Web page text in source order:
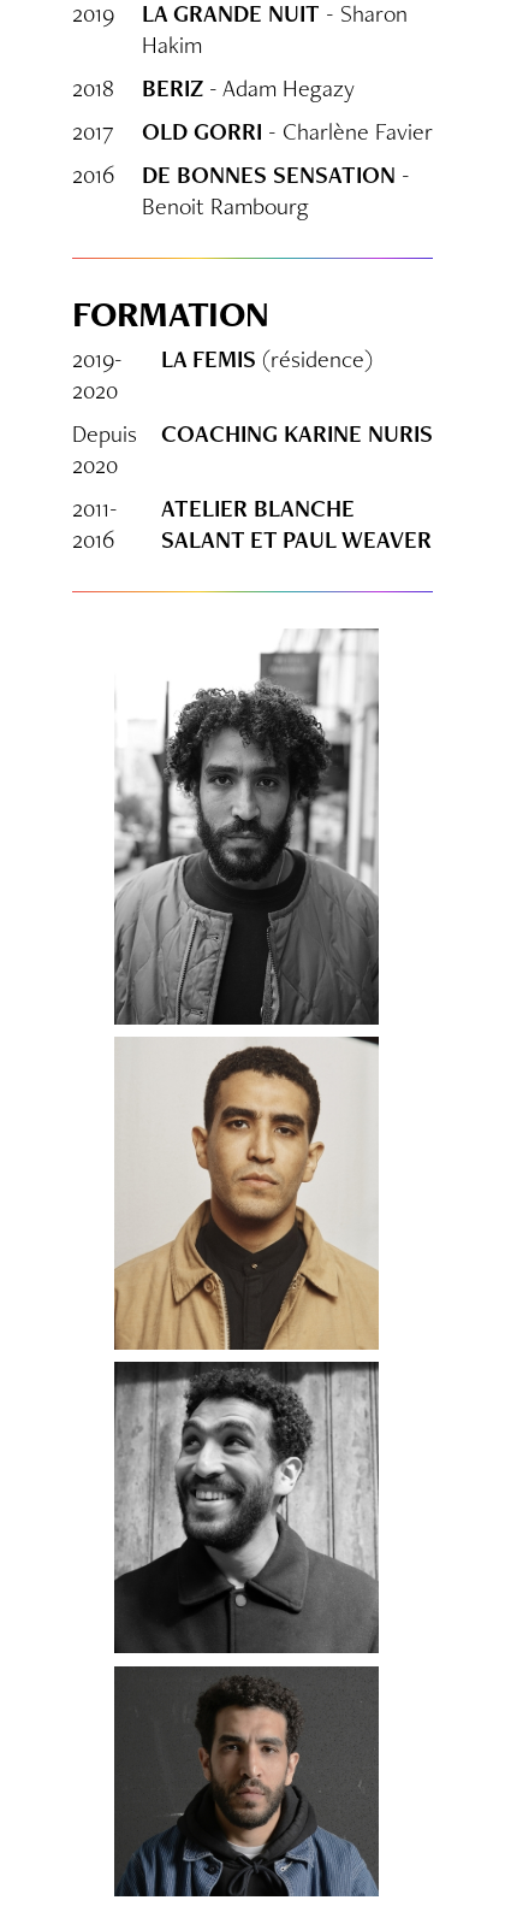
2019 LA GRANDE NUIT - Sharon
Hakim
2018
BERIZ - Adam Hegazy
2017
OLD GORRI - Charlène Favier
2016
DE BONNES SENSATION -
Benoit Rambourg
FORMATION
2019-
2020
LA FEMIS (résidence)
Depuis
2020
COACHING KARINE NURIS
2011-
2016
ATELIER BLANCHE
SALANT ET PAUL WEAVER